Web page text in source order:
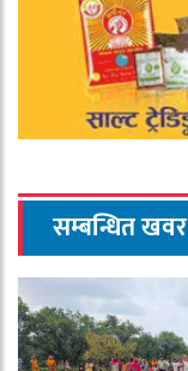
सम्बन्धित खवर